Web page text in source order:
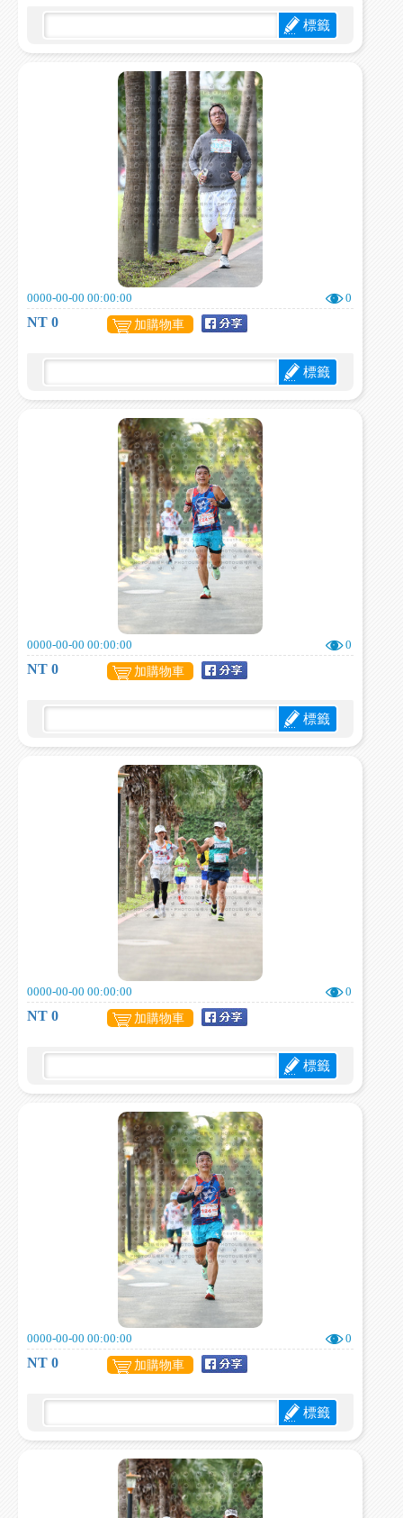
標籤
0000-00-00 00:00:00 0
NT 0 加購物車
標籤
0000-00-00 00:00:00 0
NT 0 加購物車
標籤
0000-00-00 00:00:00 0
NT 0 加購物車
標籤
0000-00-00 00:00:00 0
NT 0 加購物車
標籤